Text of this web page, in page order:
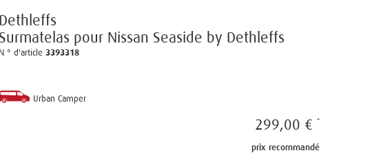
Dethleffs
Surmatelas pour Nissan Seaside by Dethleffs
N ° d'article3393318
Urban Camper
299,00 €
prix recommandé